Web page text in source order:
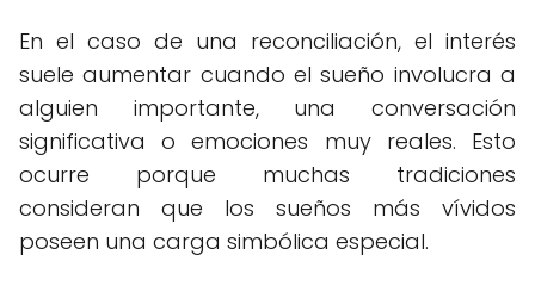
En el caso de una reconciliación, el interés
suele aumentar cuando el sueño involucra a
alguien importante, una conversación
significativa o emociones muy reales. Esto
ocurre porque muchas tradiciones
consideran que los sueños más vívidos
poseen una carga simbólica especial.